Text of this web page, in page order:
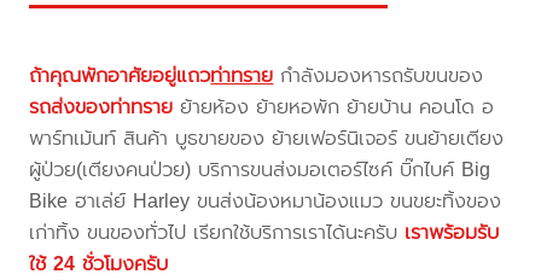
ถ้าคุณพักอาศัยอยู่แถวท่าทราย กำลังมองหารถรับขนของ
รถส่งของท่าทราย ย้ายห้อง ย้ายหอพัก ย้ายบ้าน คอนโด อ
พาร์ทเม้นท์ สินค้า บูธขายของ ย้ายเฟอร์นิเจอร์ ขนย้ายเตียง
ผู้ป่วย(เตียงคนป่วย) บริการขนส่งมอเตอร์ไซค์ บิ๊กไบค์ Big
Bike ฮาเล่ย์ Harley ขนส่งน้องหมาน้องแมว ขนขยะทิ้งของ
เก่าทิ้ง ขนของทั่วไป เรียกใช้บริการเราได้นะครับ เราพร้อมรับ
ใช้ 24 ชั่วโมงครับ